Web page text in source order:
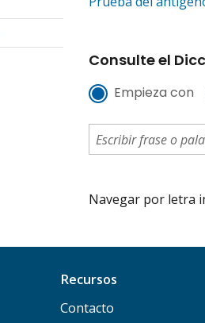
Consulte el
Empieza con
Navegar por letra
Recursos
Contacto